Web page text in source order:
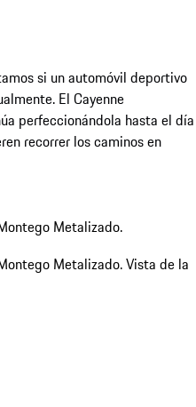
si un automóvil deportivo
El Cayenne
perfeccionándola hasta el día
recorrer los caminos en